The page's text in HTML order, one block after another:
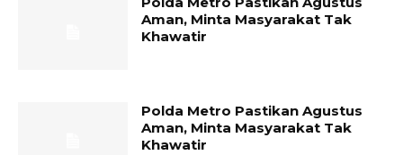
Aman, Minta Masyarakat Tak
Khawatir
Polda Metro Pastikan Agustus
Aman, Minta Masyarakat Tak
Khawatir